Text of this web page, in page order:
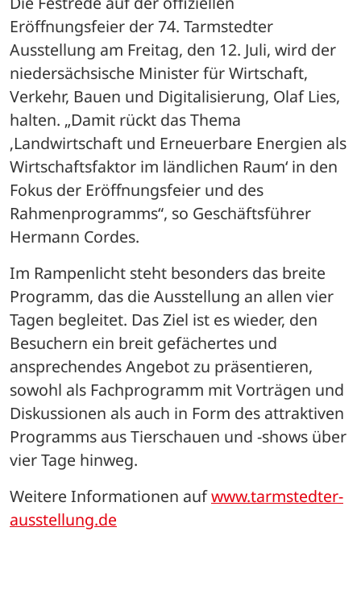
Eröffnungsfeier der 74. Tarmstedter
Ausstellung am Freitag, den 12. Juli, wird der
niedersächsische Minister für Wirtschaft,
Verkehr, Bauen und Digitalisierung, Olaf Lies,
halten. „Damit rückt das Thema
‚Landwirtschaft und Erneuerbare Energien als
Wirtschaftsfaktor im ländlichen Raum‘ in den
Fokus der Eröffnungsfeier und des
Rahmenprogramms“, so Geschäftsführer
Hermann Cordes.
Im Rampenlicht steht besonders das breite
Programm, das die Ausstellung an allen vier
Tagen begleitet. Das Ziel ist es wieder, den
Besuchern ein breit gefächertes und
ansprechendes Angebot zu präsentieren,
sowohl als Fachprogramm mit Vorträgen und
Diskussionen als auch in Form des attraktiven
Programms aus Tierschauen und -shows über
vier Tage hinweg.
Weitere Informationen auf www.tarmstedter-
ausstellung.de